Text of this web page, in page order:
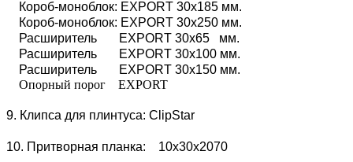
Короб-моноблок: EXPORT 30х185 мм.
Короб-моноблок: EXPORT 30х250 мм.
Расширитель EXPORT 30х65 мм.
Расширитель EXPORT 30х100 мм.
Расширитель EXPORT 30х150 мм.
Опорный порог EXPORT
9. Клипса для плинтуса: ClipStar
10. Притворная планка: 10х30х2070